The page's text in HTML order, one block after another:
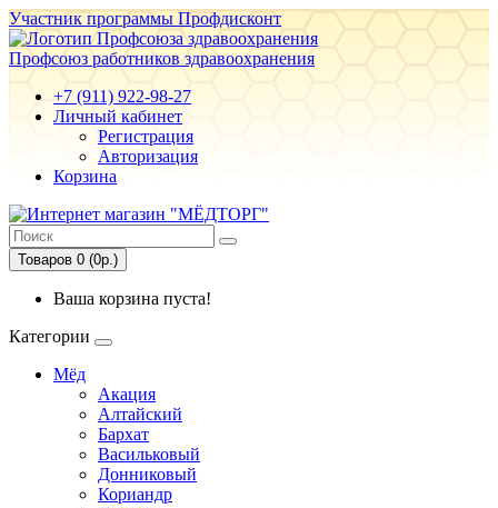
Участник программы Профдисконт
Профсоюз работников здравоохранения
+7 (911) 922-98-27
Личный кабинет
Регистрация
Авторизация
Корзина
Товаров 0 (0р.)
Ваша корзина пуста!
Категории
Мёд
Акация
Алтайский
Бархат
Васильковый
Донниковый
Кориандр